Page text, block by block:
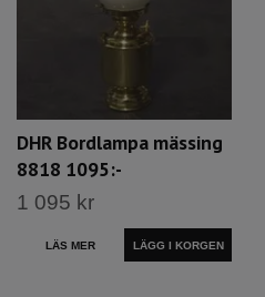
DHR Bordlampa mässing
8818 1095:-
1 095 kr
LÄS MER LÄGG I KORGEN